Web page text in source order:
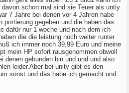
schon mal sind sie Teuer als untiy
7 Jahre bei denen vor 4 Jahren habe
portierung gegeben und die haben das
dafür nur 1 woche und nach dem ich
die die leistung noch weiter runter
ich immer noch 39,99 Euro und meine
mein HP sofort rausgenommen obwoll
denen gebunden bin und und und also
leider.Aber bei unity gibt es den
sonst und das habe ich gemacht und